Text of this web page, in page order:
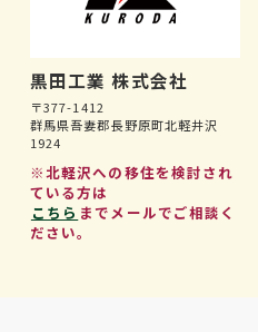
黒田工業 株式会社
〒377-1412
群馬県吾妻郡長野原町北軽井沢
1924
※北軽沢への移住を検討され
ている方は
こちら までメールでご相談く
ださい。